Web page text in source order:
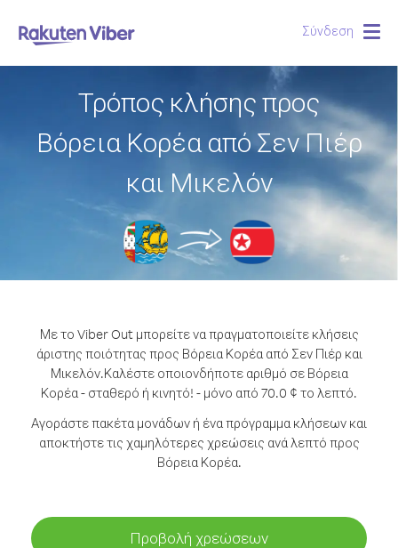
Σύνδεση
Τρόπος κλήσης προς
Βόρεια Κορέα από Σεν Πιέρ
και Μικελόν
Με το Viber Out μπορείτε να πραγματοποιείτε κλήσεις
άριστης ποιότητας προς Βόρεια Κορέα από Σεν Πιέρ και
Μικελόν.Καλέστε οποιονδήποτε αριθμό σε Βόρεια
Κορέα - σταθερό ή κινητό! - μόνο από 70.0 ¢ το λεπτό.
Αγοράστε πακέτα μονάδων ή ένα πρόγραμμα κλήσεων και
αποκτήστε τις χαμηλότερες χρεώσεις ανά λεπτό προς
Βόρεια Κορέα.
Προβολή χρεώσεων